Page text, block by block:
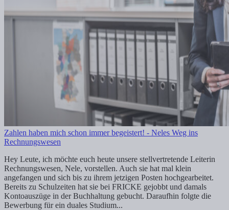
Zahlen haben mich schon immer begeistert! - Neles Weg ins
Rechnungswesen
Hey Leute, ich möchte euch heute unsere stellvertretende Leiterin
Rechnungswesen, Nele, vorstellen. Auch sie hat mal klein
angefangen und sich bis zu ihrem jetzigen Posten hochgearbeitet.
Bereits zu Schulzeiten hat sie bei FRICKE gejobbt und damals
Kontoauszüge in der Buchhaltung gebucht. Daraufhin folgte die
Bewerbung für ein duales Studium...